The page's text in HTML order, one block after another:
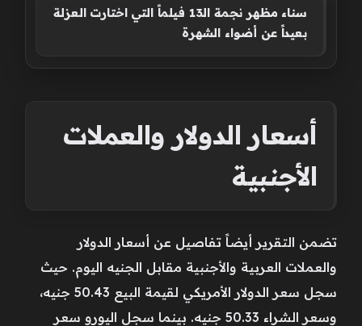
سناء مظهر نجمة الـ13 فيلماً التي اختارت العزلة
بعيداً عن أضواء الشهرة
أسعار الدولار والعملات
الأجنبية
تضمن التقرير أيضاً تفاصيل عن أسعار الدولار
والعملات العربية والأجنبية مقابل الجنيه اليوم. حيث
سجل سعر الدولار الأمريكي لقيمة البيع 50.43 جنيه،
وسعر الشراء 50.33 جنيه. بينما سجل اليورو سعر